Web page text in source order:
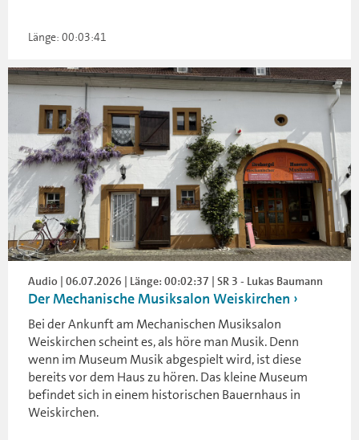
Länge: 00:03:41
Audio | 06.07.2026 | Länge: 00:02:37 | SR 3 - Lukas Baumann
Der Mechanische Musiksalon Weiskirchen
Bei der Ankunft am Mechanischen Musiksalon
Weiskirchen scheint es, als höre man Musik. Denn
wenn im Museum Musik abgespielt wird, ist diese
bereits vor dem Haus zu hören. Das kleine Museum
befindet sich in einem historischen Bauernhaus in
Weiskirchen.